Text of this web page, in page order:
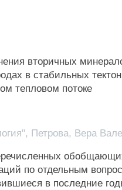
вторичных
в стабильных
тепловом потоке
Петрова, Вера
по отдельным
в последние